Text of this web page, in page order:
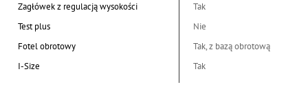
Zagłówek z regulacją wysokości
Tak
Test plus
Nie
Fotel obrotowy
Tak, z bazą obrotową
I-Size
Tak